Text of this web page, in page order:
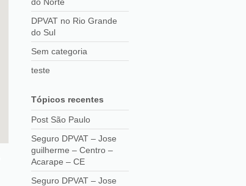
DPVAT no Rio Grande
do Sul
Sem categoria
teste
Tópicos recentes
Post São Paulo
Seguro DPVAT – Jose
guilherme – Centro –
Acarape – CE
Seguro DPVAT – Jose